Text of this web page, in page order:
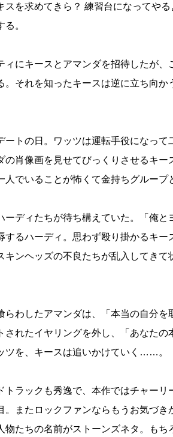
スを求めてきら？ 練習台になってや
。
ィにキースとアマンダを招待したが
。それを知ったキースは逆に立ち向
ートの日。ワッツは運転手役になっ
の肖像画を見せてびっくりさせるキー
人でいることが怖くて金持ちグループ
ーディたちが待ち構えていた。「俺
するハーディ。思わず殴り掛かるキ
キンヘッズの不良たちが乱入してき
らわしたアマンダは、「本当の自分
されたイヤリングを外し、「あなた
ツを、キースは追いかけていく……。
トラックも秀逸で、本作ではチャー
。またロックファンならもうお気づ
物たちの名前がストーンズネタ。も